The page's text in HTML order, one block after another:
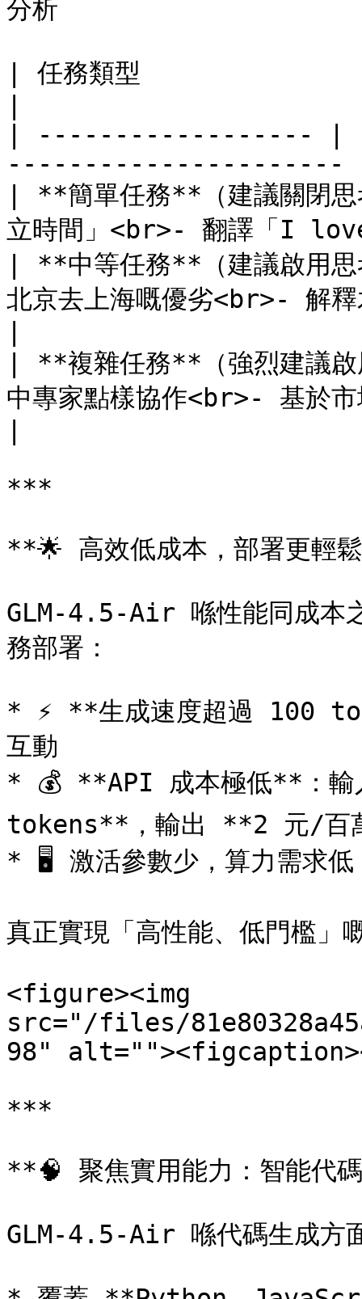
分析
| 任務類型
| ------------------ |
----------------------
| **簡單任務**（建議關閉
立時間」<br>- 翻譯「I
| **中等任務**（建議啟用
北京去上海嘅優劣<br>- 解
| **複雜任務**（強烈建議
中專家點樣協作<br>- 基於
***
**🌟 高效低成本，部署更輕
GLM-4.5-Air 喺性能同成本
務部署：
* ⚡ **生成速度超過 100
互動
* 💰 **API 成本極低**：
tokens**，輸出 **2 元/
* 🖥️ 激活參數少，算力需求低
真正實現「高性能、低門檻
<figure><img
src="/files/
98"
***
**🧠 聚焦實用能力：智能代
GLM-4.5-Air 喺代碼生成方